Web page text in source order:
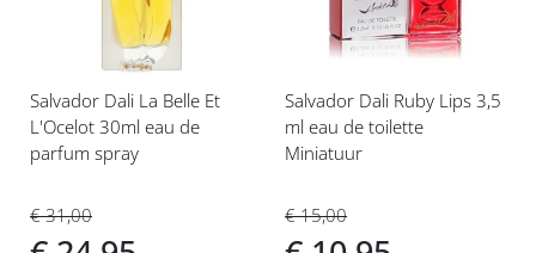
Salvador Dali La Belle Et
L'Ocelot 30ml eau de
parfum spray
€ 31,00
Salvador Dali Ruby Lips 3,5
ml eau de toilette
Miniatuur
€ 15,00